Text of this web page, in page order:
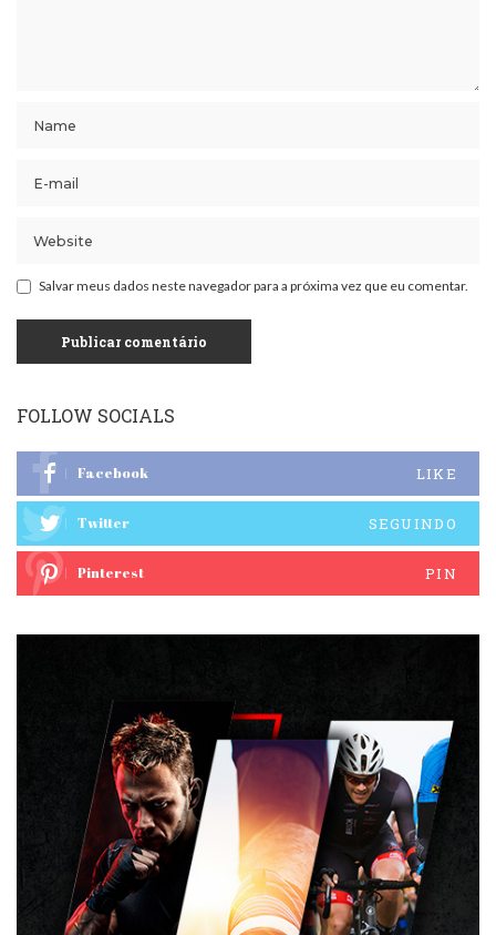
Salvar meus dados neste navegador para a próxima vez que eu comentar.
FOLLOW SOCIALS
Facebook LIKE
Twitter SEGUINDO
Pinterest PIN